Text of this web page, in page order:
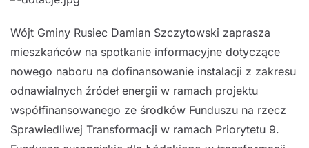
Wójt Gminy Rusiec Damian Szczytowski zaprasza
mieszkańców na spotkanie informacyjne dotyczące
nowego naboru na dofinansowanie instalacji z zakresu
odnawialnych źródeł energii w ramach projektu
współfinansowanego ze środków Funduszu na rzecz
Sprawiedliwej Transformacji w ramach Priorytetu 9.